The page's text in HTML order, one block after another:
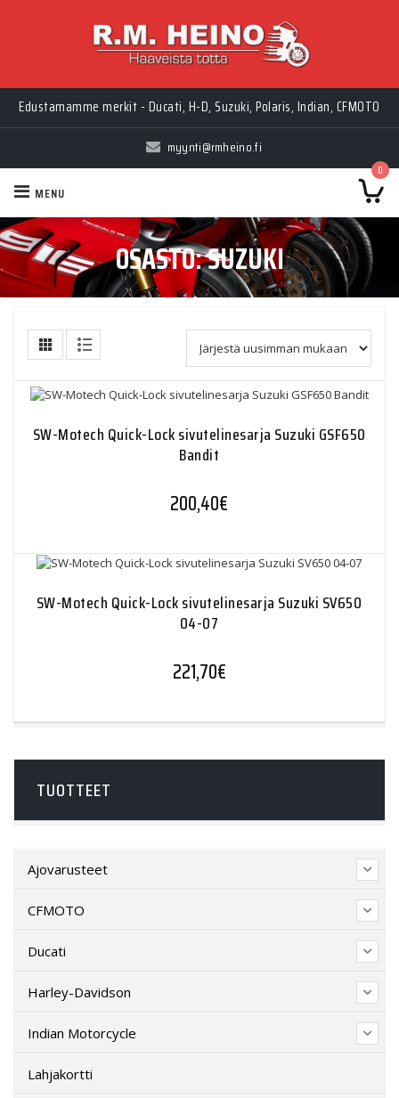
Edustamamme merkit - Ducati, H-D, Suzuki, Polaris, Indian, CFMOTO
myynti@rmheino.fi
0
MENU
OSASTO:SUZUKI
SW-Motech Quick-Lock sivutelinesarja Suzuki GSF650
Bandit
200,40€
SW-Motech Quick-Lock sivutelinesarja Suzuki SV650
04-07
221,70€
TUOTTEET
Ajovarusteet
CFMOTO
Ducati
Harley-Davidson
Indian Motorcycle
Lahjakortti